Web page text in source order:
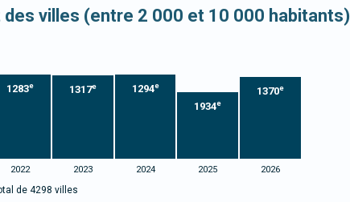
villes (entre 2 000 et 10 000 habitants)
1283e 1317e 1294e
1934e
1370e
2022 2023 2024 2025 2026
de 4298 villes